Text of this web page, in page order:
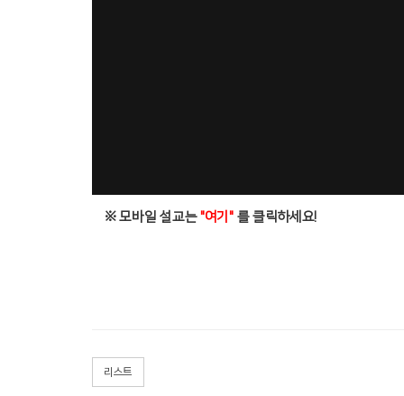
※ 모바일 설교는"여기"를 클릭하세요!
리스트